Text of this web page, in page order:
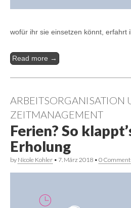
wofür ihr sie einsetzen könnt, erfahrt
Read more →
ARBEITSORGANISATION
ZEITMANAGEMENT
Ferien? So
Erholung
by Nicole Kohler • 7. März 2018 • 0